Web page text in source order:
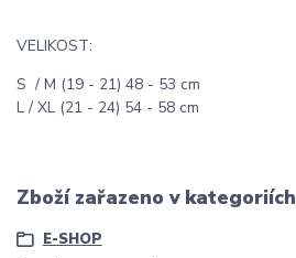
VELIKOST:
S / M (19 - 21) 48 - 53 cm
L / XL (21 - 24) 54 - 58 cm
Zboží zařazeno v kategoriích
E-SHOP